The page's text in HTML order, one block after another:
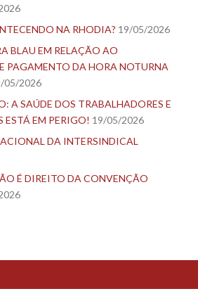
NA RHODIA? 19/05/2026
BLAU EM RELAÇÃO AO
PAGAMENTO DA HORA NOTURNA
05/2026
A SAÚDE DOS TRABALHADORES E
ESTÁ EM PERIGO! 19/05/2026
DA INTERSINDICAL
É DIREITO DA CONVENÇÃO